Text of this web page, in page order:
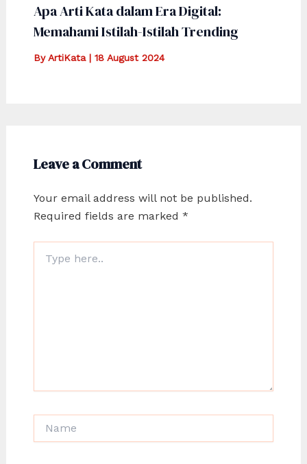
Apa Arti Kata dalam Era Digital:
Memahami Istilah-Istilah Trending
ByArtiKata | 18 August 2024
Leave a Comment
Your email address will not be published.
Required fields are marked *
here..